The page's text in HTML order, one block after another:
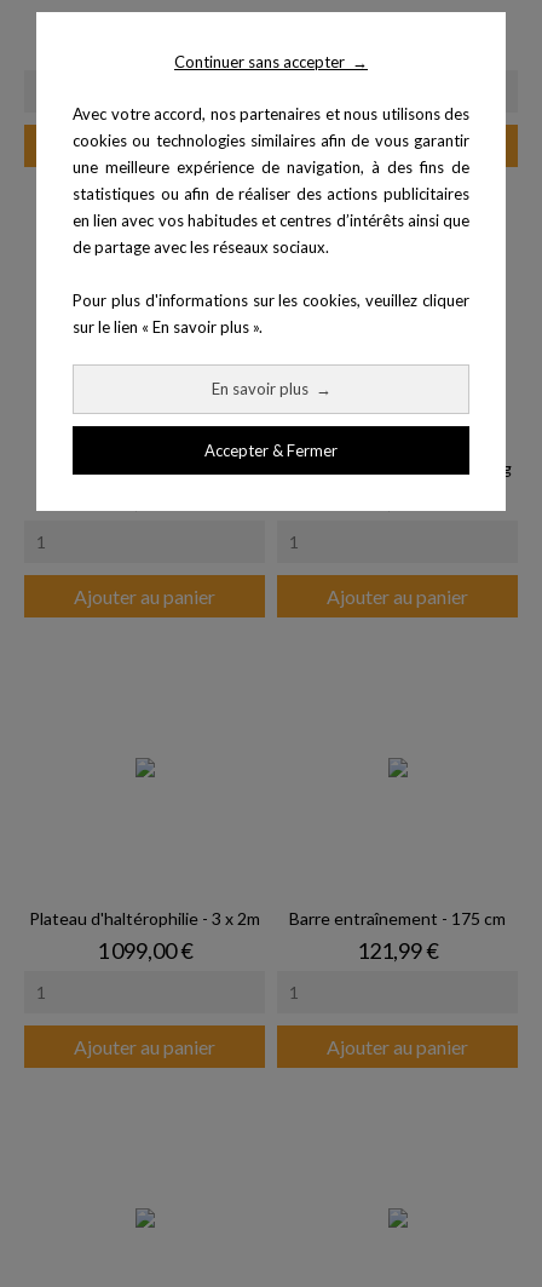
Continuer sans accepter →
Avec votre accord, nos partenaires et nous utilisons des
cookies ou technologies similaires afin de vous garantir
une meilleure expérience de navigation, à des fins de
statistiques ou afin de réaliser des actions publicitaires
en lien avec vos habitudes et centres d’intérêts ainsi que
de partage avec les réseaux sociaux.
Pour plus d'informations sur les cookies, veuillez cliquer
sur le lien « En savoir plus ».
En savoir plus →
Accepter & Fermer
Trap Barre 180 cm
206,99 €
Ajouter au panier
Trap barre ouverte - 215 cm
Ajouter au panier
Ajouter au panier
Disque Bumper Eco Noir 10 kg
Ajouter au panier
Plateau d'haltérophilie - 3 x 2m
Prix
1 099,00 €
Ajouter au panier
Barre entraînement - 175 cm
Prix
121,99 €
Ajouter au panier